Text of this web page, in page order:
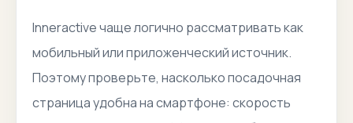
Inneractive чаще логично рассматривать как
мобильный или приложенческий источник.
Поэтому проверьте, насколько посадочная
страница удобна на смартфоне: скорость